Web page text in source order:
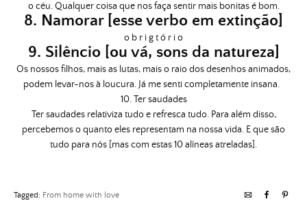
o céu. Qualquer coisa que nos faça sentir mais bonitas é bom.
8. Namorar [esse verbo em extinção]
o b r i g t ó r i o
9. Silêncio [ou vá, sons da natureza]
Os nossos filhos, mais as lutas, mais o raio dos desenhos animados,
podem levar-nos à loucura. Já me senti completamente insana.
10. Ter saudades
Ter saudades relativiza tudo e refresca tudo. Para além disso,
percebemos o quanto eles representam na nossa vida. E que são
tudo para nós [mas com estas 10 alíneas atreladas].
Tagged: From home with love